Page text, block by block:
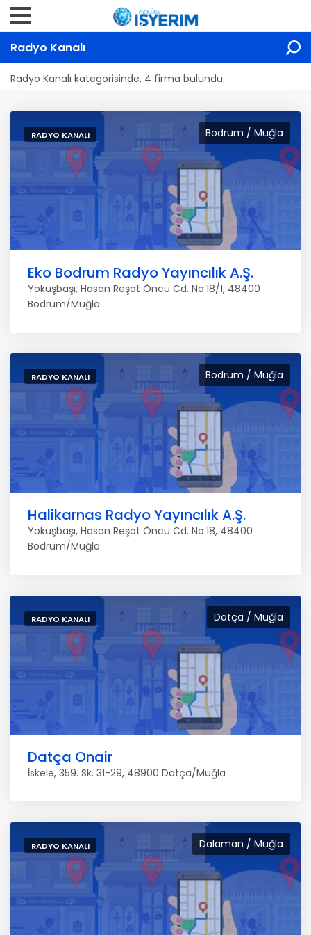
Radyo Kanalı
Radyo Kanalı kategorisinde, 4 firma bulundu.
Bodrum / Muğla
RADYO KANALI
Eko Bodrum Radyo Yayıncılık A.Ş.
Yokuşbaşı, Hasan Reşat Öncü Cd. No:18/1, 48400
Bodrum/Muğla
Bodrum / Muğla
RADYO KANALI
Halikarnas Radyo Yayıncılık A.Ş.
Yokuşbaşı, Hasan Reşat Öncü Cd. No:18, 48400
Bodrum/Muğla
Datça / Muğla
RADYO KANALI
Datça Onair
İskele, 359. Sk. 31-29, 48900 Datça/Muğla
Dalaman / Muğla
RADYO KANALI